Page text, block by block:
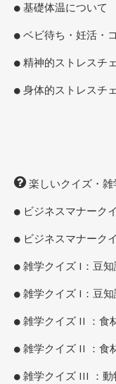
基礎体温について
ベビ待ち・妊活・
精神的ストレスチ
身体的ストレスチ
楽しいクイズ・雑
ビジネスマナーク
ビジネスマナーク
雑学クイズ I：豆
雑学クイズ I：豆
雑学クイズ II ：食
雑学クイズ II ：食
雑学クイズ III ：動